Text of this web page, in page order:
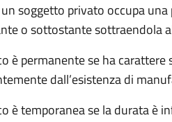
soggetto privato occupa
o sottostante sottraendola
è permanente se ha
dall’esistenza di
è temporanea se la durata è